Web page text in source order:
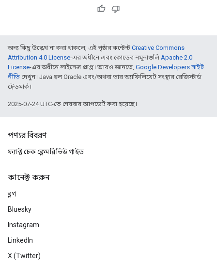
অন্য কিছু উল্লেখ না করা থাকলে, এই পৃষ্ঠার কন্টেন্ট Creative Commons
Attribution 4.0 License-এর অধীনে এবং কোডের নমুনাগুলিApache 2.0
License-এর অধীনে লাইসেন্স প্রাপ্ত। আরও জানতে, Google Developers সাইট
নীতি দেখুন। Java হল Oracle এবং/অথবা তার অ্যাফিলিয়েট সংস্থার রেজিস্টার্ড
ট্রেডমার্ক।
2025-07-24 UTC-তে শেষবার আপডেট করা হয়েছে।
পণ্যর বিবরণ
ফ্যাক্ট চেক ক্লেমরিভিউ গাইড
কানেক্ট করুন
ব্লগ
Bluesky
Instagram
LinkedIn
X (Twitter)